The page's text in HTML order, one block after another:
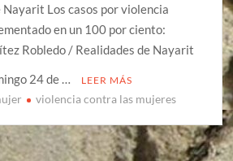
Nayarit Los casos por violencia
en un 100 por ciento:
Robledo / Realidades de Nayarit
24 de …
LEER MÁS
violencia contra las mujeres